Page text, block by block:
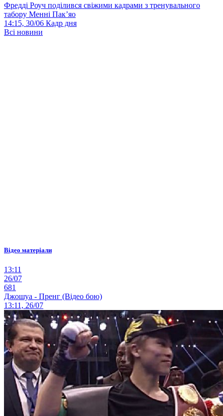
Фредді Роуч поділився свіжими кадрами з тренувального
табору Менні Пак’яо
14:15, 30/06 Кадр дня
Всі новини
Відео матеріали
13:11
26/07
681
Джошуа - Пренг (Відео бою)
13:11, 26/07